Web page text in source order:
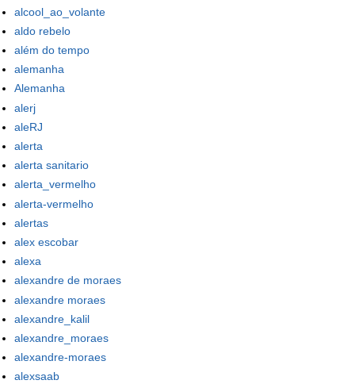
alcool_ao_volante
aldo rebelo
além do tempo
alemanha
Alemanha
alerj
aleRJ
alerta
alerta sanitario
alerta_vermelho
alerta-vermelho
alertas
alex escobar
alexa
alexandre de moraes
alexandre moraes
alexandre_kalil
alexandre_moraes
alexandre-moraes
alexsaab